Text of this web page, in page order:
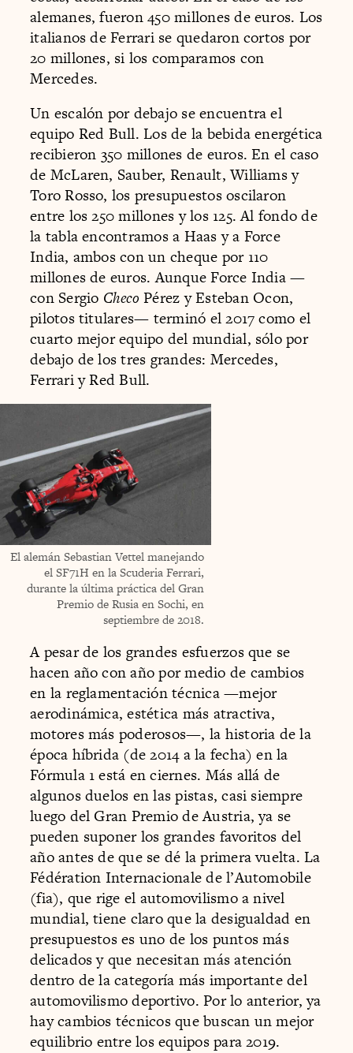
alemanes, fueron 450 millones de euros. Los
italianos de Ferrari se quedaron cortos por
20 millones, si los comparamos con
Mercedes.
Un escalón por debajo se encuentra el
equipo Red Bull. Los de la bebida energética
recibieron 350 millones de euros. En el caso
de McLaren, Sauber, Renault, Williams y
Toro Rosso, los presupuestos oscilaron
entre los 250 millones y los 125. Al fondo de
la tabla encontramos a Haas y a Force
India, ambos con un cheque por 110
millones de euros. Aunque Force India —
con Sergio ChecoPérez y Esteban Ocon,
pilotos titulares— terminó el 2017 como el
cuarto mejor equipo del mundial, sólo por
debajo de los tres grandes: Mercedes,
Ferrari y Red Bull.
El alemán Sebastian Vettel manejando
el SF71H en la Scuderia Ferrari,
durante la última práctica del Gran
Premio de Rusia en Sochi, en
septiembre de 2018.
A pesar de los grandes esfuerzos que se
hacen año con año por medio de cambios
en la reglamentación técnica —mejor
aerodinámica, estética más atractiva,
motores más poderosos—, la historia de la
época híbrida (de 2014 a la fecha) en la
Fórmula 1 está en ciernes. Más allá de
algunos duelos en las pistas, casi siempre
luego del Gran Premio de Austria, ya se
pueden suponer los grandes favoritos del
año antes de que se dé la primera vuelta. La
Fédération Internacionale de l’Automobile
(fia), que rige el automovilismo a nivel
mundial, tiene claro que la desigualdad en
presupuestos es uno de los puntos más
delicados y que necesitan más atención
dentro de la categoría más importante del
automovilismo deportivo. Por lo anterior, ya
hay cambios técnicos que buscan un mejor
equilibrio entre los equipos para 2019.